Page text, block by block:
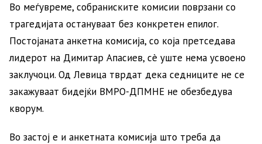
Во меѓувреме, собраниските комисии поврзани со
трагедијата остануваат без конкретен епилог.
Постојаната анкетна комисија, со која претседава
лидерот на Димитар Апасиев, сè уште нема усвоено
заклучоци. Од Левица тврдат дека седниците не се
закажуваат бидејќи ВМРО-ДПМНЕ не обезбедува
кворум.
Во застој е и анкетната комисија што треба да